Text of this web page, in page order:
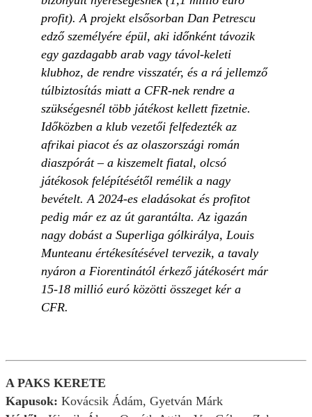
profit). A projekt elsősorban Dan Petrescu
edző személyére épül, aki időnként távozik
egy gazdagabb arab vagy távol-keleti
klubhoz, de rendre visszatér, és a rá jellemző
túlbiztosítás miatt a CFR-nek rendre a
szükségesnél több játékost kellett fizetnie.
Időközben a klub vezetői felfedezték az
afrikai piacot és az olaszországi román
diaszpórát – a kiszemelt fiatal, olcsó
játékosok felépítésétől remélik a nagy
bevételt. A 2024-es eladásokat és profitot
pedig már ez az út garantálta. Az igazán
nagy dobást a Superliga gólkirálya, Louis
Munteanu értékesítésével tervezik, a tavaly
nyáron a Fiorentinától érkező játékosért már
15-18 millió euró közötti összeget kér a
CFR.
A PAKS KERETE
Kapusok: Kovácsik Ádám, Gyetván Márk